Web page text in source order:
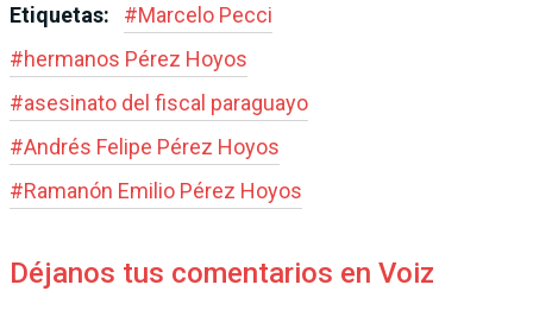
Etiquetas: #Marcelo Pecci
#hermanos Pérez Hoyos
#asesinato del fiscal paraguayo
#Andrés Felipe Pérez Hoyos
#Ramanón Emilio Pérez Hoyos
Déjanos tus comentarios en Voiz